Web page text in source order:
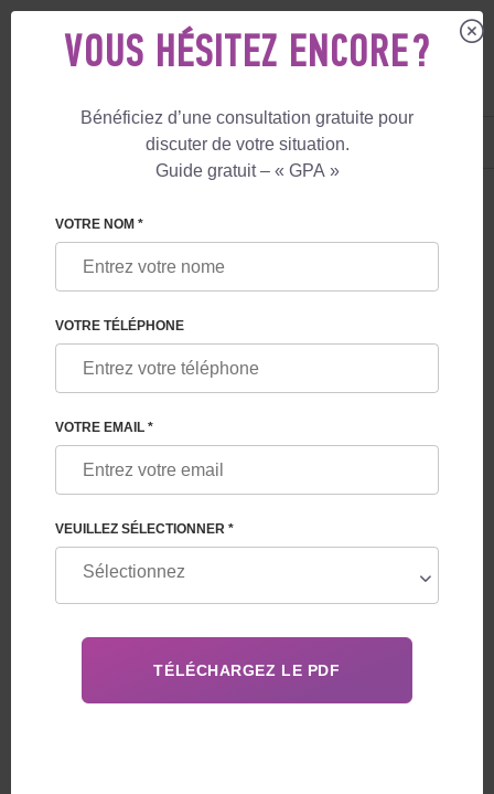
+33 805 081 801
LE BLOG
LES CAS UNIQUES DE NAISSANCE DES
VOUS HÉSITEZ ENCORE ?
Bénéficiez d’une consultation gratuite pour
discuter de votre situation.
Guide gratuit – « GPA »
VOTRE NOM *
VOTRE TÉLÉPHONE
VOTRE EMAIL *
VEUILLEZ SÉLECTIONNER *